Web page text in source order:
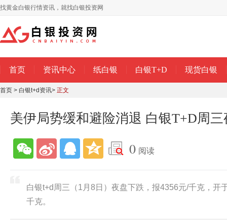
找黄金白银行情资讯，就找白银投资网
首页 资讯中心 纸白银 白银T+D 现货白银
首页 > 白银t+d资讯> 正文
美伊局势缓和避险消退 白银T+D周
0 阅读
白银t+d周三（1月8日）夜盘下跌，报4356元/千克，开
千克。